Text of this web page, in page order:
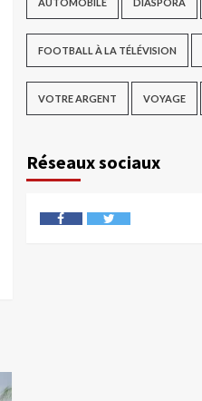
FOOTBALL À LA TÉLÉVISION
VOTRE ARGENT VOYAGE
Réseaux sociaux